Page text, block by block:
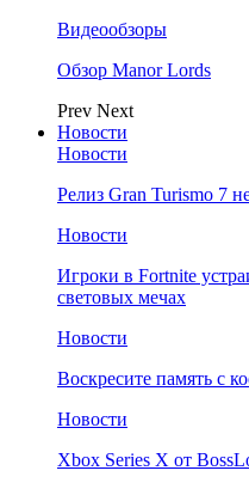
Видеообзоры
Обзор Manor Lords
Prev Next
Новости
Новости
Релиз Gran Turismo 7
Новости
Игроки в Fortnite
световых мечах
Новости
Воскресите память с
Новости
Xbox Series X от